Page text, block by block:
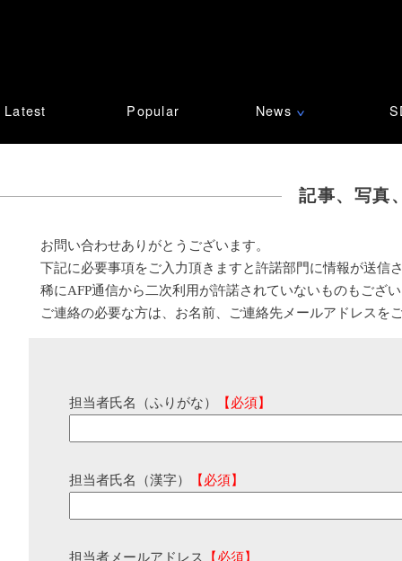
Latest Popular News ∨
記事、写真
お問い合わせありがとうございます。
下記に必要事項をご入力頂きますと許諾部門に情報が送信
稀にAFP通信から二次利用が許諾されていないものもござ
ご連絡の必要な方は、お名前、ご連絡先メールアドレスを
担当者氏名（ふりがな） 【必須】
担当者氏名（漢字） 【必須】
担当者メールアドレス 【必須】